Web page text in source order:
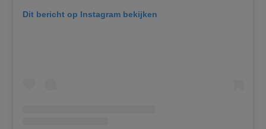
Dit bericht op Instagram bekijken